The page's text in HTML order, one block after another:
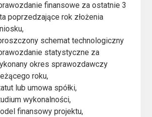
finansowe za ostatnie 3
poprzedzające rok złożenia
schemat technologiczny
statystyczne za
okres sprawozdawczy
roku,
lub umowa spółki,
wykonalności,
finansowy projektu,